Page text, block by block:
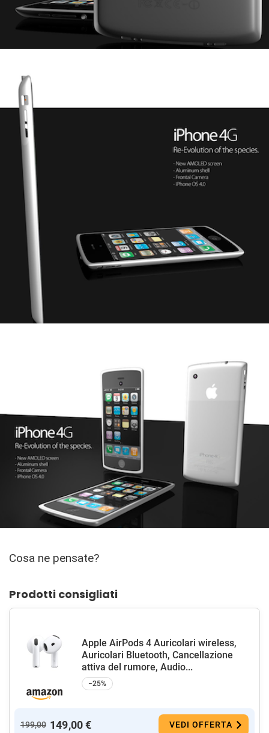
Cosa ne pensate?
Prodotti consigliati
Apple AirPods 4 Auricolari wireless,
Auricolari Bluetooth, Cancellazione
attiva del rumore, Audio...
−25%
199,00 149,00 € VEDI OFFERTA